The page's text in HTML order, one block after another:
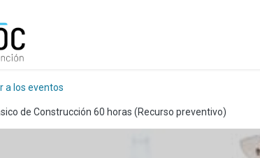
a los eventos
de Construcción 60 horas (Recurso preventivo)